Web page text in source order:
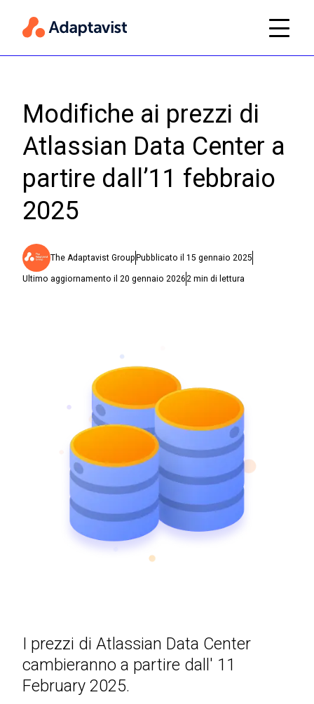
Modifiche ai prezzi di
Atlassian Data Center a
partire dall’11 febbraio
2025
The Adaptavist Group Pubblicato il 15 gennaio 2025
Ultimo aggiornamento il 20 gennaio 20262 min di lettura
I prezzi di Atlassian Data Center
cambieranno a partire dall' 11
February 2025.